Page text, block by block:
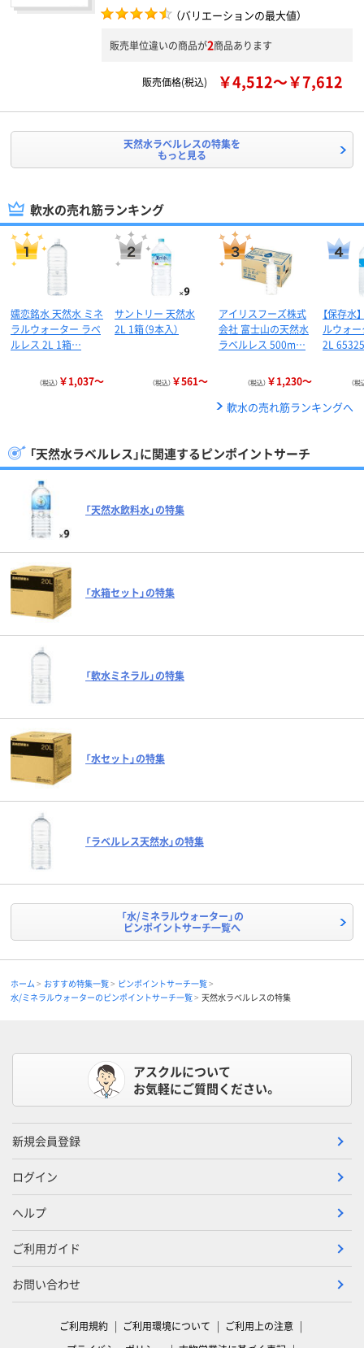
（バリエーションの最大値）
販売単位違いの商品が2商品あります
販売価格(税込) ￥4,512～￥7,612
天然水ラベルレスの特集を
もっと見る
軟水の売れ筋ランキング
嬬恋銘水 天然水 ミネ
ラルウォーター ラベ
ルレス 2L 1箱…
（税込） ￥1,037～
サントリー 天然水
2L 1箱（9本入）
（税込） ￥561～
アイリスフーズ株式
会社 富士山の天然水
ラベルレス 500m…
（税込） ￥1,230～
【保存水
ルウォ
2L
（税
軟水の売れ筋ランキングへ
「天然水ラベルレス」に関連するピンポイントサーチ
「天然水飲料水」の特集
「水箱セット」の特集
「軟水ミネラル」の特集
「水セット」の特集
「ラベルレス天然水」の特集
「水/ミネラルウォーター」の
ピンポイントサーチ一覧へ
ホーム おすすめ特集一覧
ピンポイントサーチ一覧
水/ミネラルウォーターのピンポイントサーチ一覧
天然水ラベルレスの特集
アスクルについて
お気軽にご質問ください。
新規会員登録
ログイン
ヘルプ
ご利用ガイド
お問い合わせ
ご利用規約 ご利用環境について
ご利用上の注意